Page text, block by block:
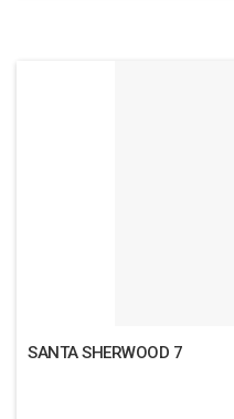
SANTA SHERWOOD 7